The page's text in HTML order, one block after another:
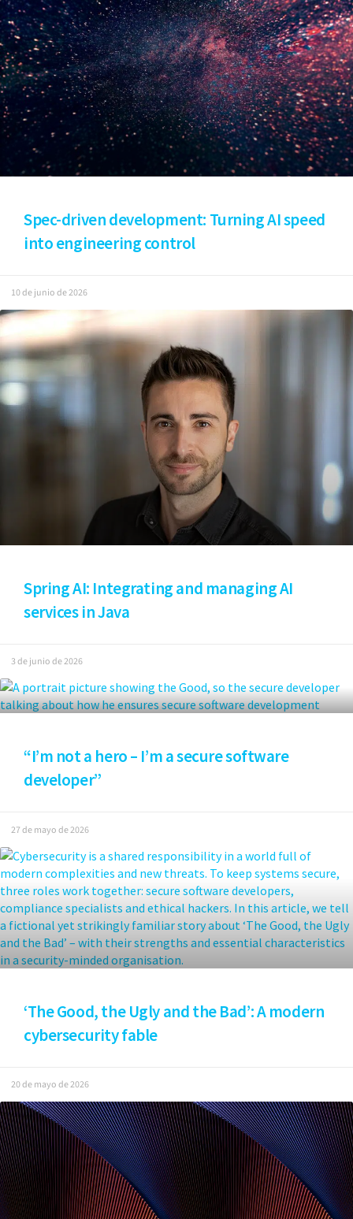
Spec-driven development: Turning AI speed
into engineering control
10 de junio de 2026
Spring AI: Integrating and managing AI
services in Java
3 de junio de 2026
“I’m not a hero – I’m a secure software
developer”
27 de mayo de 2026
‘The Good, the Ugly and the Bad’: A modern
cybersecurity fable
20 de mayo de 2026